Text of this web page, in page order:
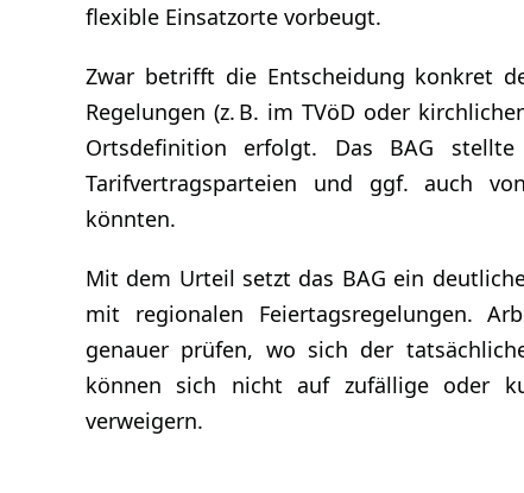
flexible Einsatzorte vorbeugt.
Zwar betrifft die Entscheidung konkret
Regelungen (z. B. im TVöD oder
Ortsdefinition erfolgt. Das BAG
Tarifvertragsparteien und ggf. auch
könnten.
Mit dem Urteil setzt das BAG ein
mit regionalen Feiertagsregelungen.
genauer prüfen, wo sich der
können sich nicht auf zufällige oder
verweigern.